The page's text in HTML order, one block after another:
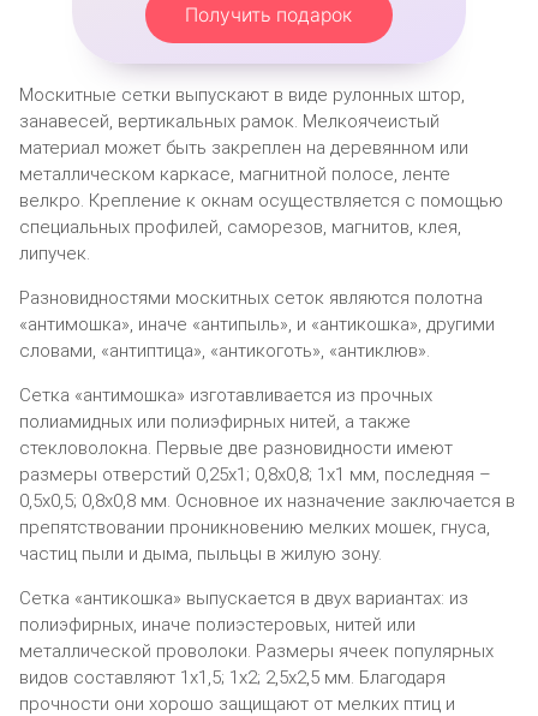
Получить подарок
Москитные сетки выпускают в виде рулонных штор,
занавесей, вертикальных рамок. Мелкоячеистый
материал может быть закреплен на деревянном или
металлическом каркасе, магнитной полосе, ленте
велкро. Крепление к окнам осуществляется с помощью
специальных профилей, саморезов, магнитов, клея,
липучек.
Разновидностями москитных сеток являются полотна
«антимошка», иначе «антипыль», и «антикошка», другими
словами, «антиптица», «антикоготь», «антиклюв».
Сетка «антимошка» изготавливается из прочных
полиамидных или полиэфирных нитей, а также
стекловолокна. Первые две разновидности имеют
размеры отверстий 0,25х1; 0,8х0,8; 1х1 мм, последняя –
0,5х0,5; 0,8х0,8 мм. Основное их назначение заключается в
препятствовании проникновению мелких мошек, гнуса,
частиц пыли и дыма, пыльцы в жилую зону.
Сетка «антикошка» выпускается в двух вариантах: из
полиэфирных, иначе полиэстеровых, нитей или
металлической проволоки. Размеры ячеек популярных
видов составляют 1х1,5; 1х2; 2,5х2,5 мм. Благодаря
прочности они хорошо защищают от мелких птиц и